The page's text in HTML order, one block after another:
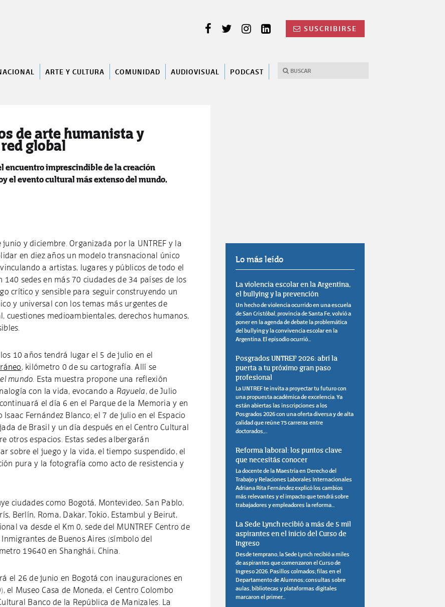
SUSCRIBIRSE
ARTE Y CULTURA COMUNIDAD AUDIOVISUAL PODCAST
de arte humanista y
global
encuentro imprescindible de la creación
el evento cultural más extenso del mundo,
y diciembre. Organizada por la UNTREF y la
en diez años un modelo transnacional único
a artistas, lugares y públicos de todo el
140 sedes en más 70 ciudades de 34 países de los
crítico y sensible para seguir construyendo un
y universal con los temas más urgentes de
cuestiones medioambientales, derechos humanos,
10 años tendrá lugar el 5 de julio en el
, kilómetro 0 de su cartografía. Allí se
mundo . Esta muestra propone una reflexión
con la vida, evocando a Rayuela, de Julio
el día 6 en el Parque de la Memoria y en
Fernández Blanco; el 7 de julio en el Espacio
de Brasil y un día después en el Centro Cultural
otros espacios. Estas sedes albergarán
sobre el juego y la vida, el tiempo suspendido, el
pura y la fotografía como acto de resistencia y
ciudades como Bogotá, Montevideo, San Pablo,
Berlín, Roma, Dakar, Tokio, Estambul y Beirut,
va desde el Km 0, sede del MUNTREF Centro de
de Buenos Aires (símbolo del
19640 en Shanghái, China.
el 26 de junio en Bogotá con inauguraciones en
el Museo Casa de Moneda, el Centro Colombo
Banco de la República de Manizales. La
Lo más leído
La violencia escolar en la Argentina,
el bullying y la prevención
Un hecho de violencia ocurrido en una escuela
de San Cristóbal, provincia de Santa Fe, volvió a
poner en la agenda de debate la problemática
del bullying y la convivencia escolar en la
Argentina. El episodio ocurrió...
Posgrados UNTREF 2026: abrí la
puerta a tu próximo gran paso
profesional
La UNTREF te invita a proyectar tu futuro con
una propuesta académica de excelencia. Ya
están abiertas las inscripciones a los
Posgrados 2026 con una oferta diversa y de alta
calidad que reúne 75 carreras entre
doctorados,...
Reforma laboral: los puntos clave
que necesitás conocer
La docente de la Maestría en Derecho del
Trabajo y Relaciones Laborales Internacionales
Adriana Rita Fernández explicó los cambios
más relevantes y el impacto que tendrá sobre
trabajadores y empleadores la reforma...
La Sede Lynch recibió a más de 5 mil
aspirantes en el inicio del Curso de
Ingreso
Desde temprano, la Sede Lynch recibió a miles
de aspirantes que comenzaron el Curso de
Ingreso 2026. Pasillos colmados; filas en el
Departamento de Alumnos; consultas sobre
aulas, bibliotecas y plataformas digitales
marcaron el primer...
BUSCAR